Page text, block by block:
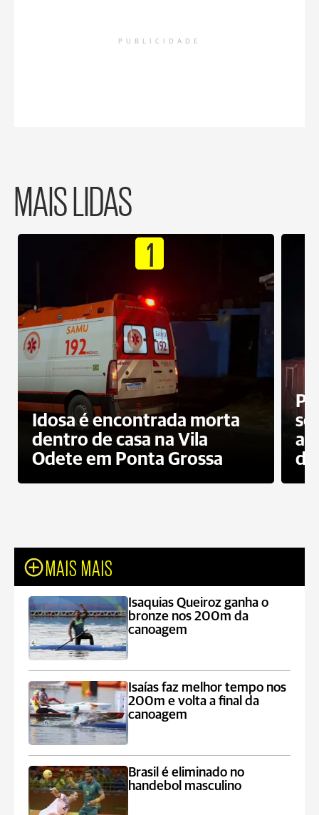
PUBLICIDADE
MAIS LIDAS
1
Idosa é encontrada morta
dentro de casa na Vila
Odete em Ponta Grossa
do
MAIS MAIS
Isaquias Queiroz ganha o
bronze nos 200m da
canoagem
Isaías faz melhor tempo nos
200m e volta a final da
canoagem
Brasil é eliminado no
handebol masculino